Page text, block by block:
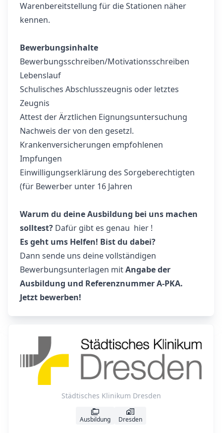
Warenbereitstellung für die Stationen näher
kennen.
Bewerbungsinhalte
Bewerbungsschreiben/Motivationsschreiben
Lebenslauf
Schulisches Abschlusszeugnis oder letztes
Zeugnis
Attest der Ärztlichen Eignungsuntersuchung
Nachweis der von den gesetzl.
Krankenversicherungen empfohlenen
Impfungen
Einwilligungserklärung des Sorgeberechtigten
(für Bewerber unter 16 Jahren
Warum du deine Ausbildung bei uns machen
solltest? Dafür gibt es genau hier !
Es geht ums Helfen! Bist du dabei?
Dann sende uns deine vollständigen
Bewerbungsunterlagen mitAngabe der
Ausbildung und Referenznummer A-PKA.
Jetzt bewerben!
Städtisches Klinikum Dresden
Ausbildung Dresden